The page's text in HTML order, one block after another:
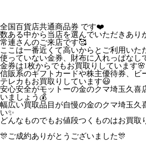
全国百貨店共通商品券 です❤️
数ある中から当店を選んでいただきあり
常連さんのご来店です🥰
ここは一番近くて高いからとご利用いた
使っていない金券、財布に入れっぱなし
金券は1枚からでもお買取りしています🌸
信販系のギフトカードや株主優待券、ビ
テレカもお買取りしています😃
安心安全がモットーの金のクマ埼玉久喜
いましょう💰
幅広い買取品目が自慢の金のクマ埼玉久
い✨
どんなものでもお値段つくものはお買取
🎊ご成約ありがとうございました🎊